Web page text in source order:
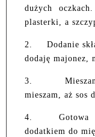
dużych
plasterki, a
2.
Dodanie
dodaję majonez,
3.
mieszam, aż sos
4.
Gotowa
dodatkiem do